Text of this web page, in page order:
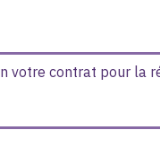
votre contrat pour la